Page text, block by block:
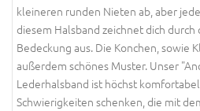
kleineren runden Nieten ab, aber
diesem Halsband zeichnet dich
Bedeckung aus. Die Konchen, sowie
außerdem schönes Muster. Unser
Lederhalsband ist höchst
Schwierigkeiten schenken, die mit